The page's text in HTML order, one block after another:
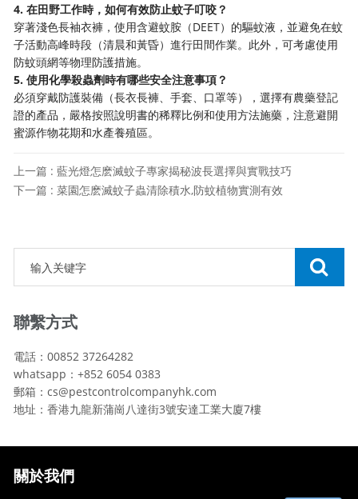
4. 在田野工作時，如何有效防止蚊子叮咬？
穿著淺色長袖衣褲，使用含避蚊胺（DEET）的驅蚊液，並避免在蚊
子活動高峰時段（清晨和黃昏）進行田間作業。此外，可考慮使用
防蚊頭網等物理防護措施。
5. 使用化學殺蟲劑時有哪些安全注意事項？
必須穿戴防護裝備（長衣長褲、手套、口罩等），選擇有農藥登記
證的產品，嚴格按照說明書的稀釋比例和使用方法施藥，注意避開
蜜源作物花期和水產養殖區。
上一篇 : 藍光燈怎麽滅蚊子專家揭秘波長選擇與實戰技巧
下一篇 : 菜園怎麽滅蚊子蟲清除積水,防蚊植物實測有效
聯繫方式
電話：00852 37264282
whatsapp：+852 6054 0383
郵箱：cs@pestcontrolcompanyhk.com
地址：香港九龍新蒲崗八達街3號安達工業大廈7樓
關於我們